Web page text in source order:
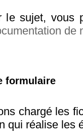
sujet, vous
de
formulaire
chargé les
qui réalise les